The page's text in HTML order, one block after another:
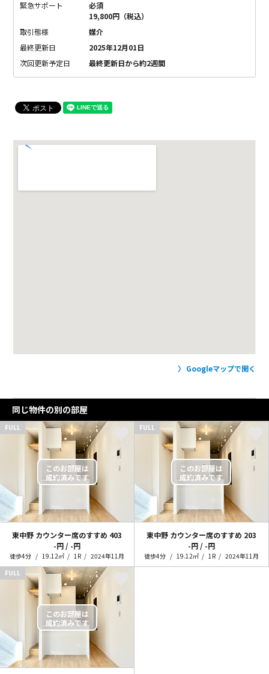
緊急サポート
必須
19,800円（税込）
取引態様
媒介
最終更新日
2025年12月01日
次回更新予定日
最終更新日から約2週間
Googleマップで開く
同じ物件の別の部屋
FULL
東中野 カウンター席のすすめ 403
-円 / -円
徒歩4分 19.12㎡ 1R 2024年11月
FULL
東中野 カウンター席のすすめ 203
-円 / -円
徒歩4分 19.12㎡ 1R
2024年11月
FULL